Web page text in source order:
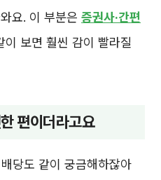
요. 이 부분은 증권사·간편
이 보면 훨씬 감이 빨라질
편이더라고요
당도 같이 궁금해하잖아